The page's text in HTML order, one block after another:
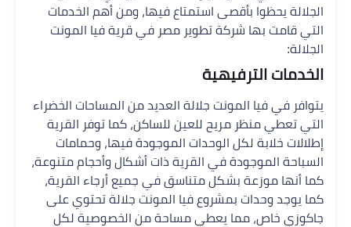
الجلالة يحظوا بأقصى استمتاع فيها، ومن أهم الخدمات
التي قامت بها شركة تطوير مصر في قرية فيا المونت
الجلالة:
الخدمات الترفيهية
يتوافر في فيا المونت جلالة العديد من المساحات الخضراء
التي تعطي منظر مريح للعين للساكن، كما توفر القرية
إطلالات خلابة لكل الوحدات الموجودة فيها، وحمامات
السباحة الموجودة في القرية ذات أشكال وأحجام متنوعة،
كما أنها موزعة بشكل متناسق في جميع أرجاء القرية،
كما يوجد وحدات بمشروع فيا المونت جلالة تحتوي على
جاكوزي خاص، مما يعطي مساحة من الخصوصية لكل